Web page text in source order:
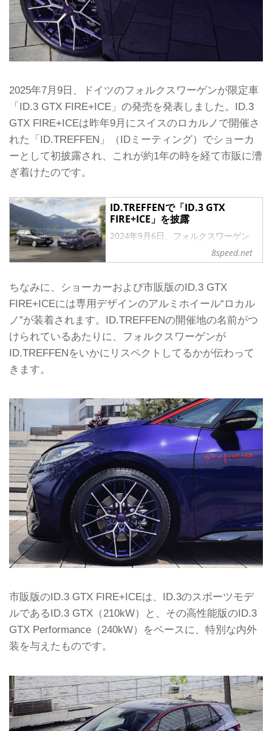
2025年7月9日、ドイツのフォルクスワーゲンが限定車
「ID.3 GTX FIRE+ICE」の発売を発表しました。ID.3
GTX FIRE+ICEは昨年9月にスイスのロカルノで開催さ
れた「ID.TREFFEN」（IDミーティング）でショーカ
ーとして初披露され、これが約1年の時を経て市販に漕
ぎ着けたのです。
ID.TREFFENで「ID.3 GTX
FIRE+ICE」を披露
2024年9月6日、フォルクスワーゲン
はスイスのロカルノで開催される
「ID.TREFFEN」（IDミーティング）
FIRE+ICE」を披露した。
ID.TREFFENはヨーロッパ各地の
「ID.」のオーナーが集うファンミーテ
ィング。フォルクスワーゲンは例年こ
こで、コンセプトカーを披露してい
昨年の様子はこちら。
のオーナーが集う「ID.TREF...
8speed.net
ちなみに、ショーカーおよび市販版のID.3 GTX
FIRE+ICEには専用デザインのアルミホイール“ロカル
ノ”が装着されます。ID.TREFFENの開催地の名前がつ
けられているあたりに、フォルクスワーゲンが
ID.TREFFENをいかにリスペクトしてるかが伝わって
きます。
市販版のID.3 GTX FIRE+ICEは、ID.3のスポーツモデ
ルであるID.3 GTX（210kW）と、その高性能版のID.3
GTX Performance（240kW）をベースに、特別な内外
装を与えたものです。